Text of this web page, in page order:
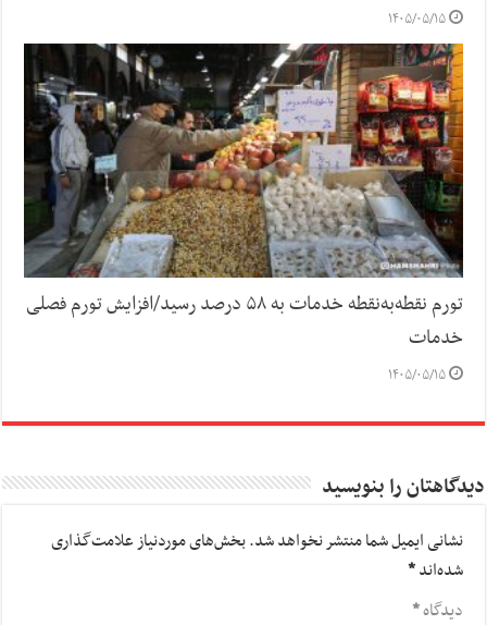
۱۴۰۵/۰۵/۱۵
تورم نقطه‌به‌نقطه خدمات به ۵۸ درصد رسید/افزایش تورم فصلی
خدمات
۱۴۰۵/۰۵/۱۵
دیدگاهتان را بنویسید
نشانی ایمیل شما منتشر نخواهد شد.بخش‌های موردنیاز علامت‌گذاری
شده‌اند*
دیدگاه*